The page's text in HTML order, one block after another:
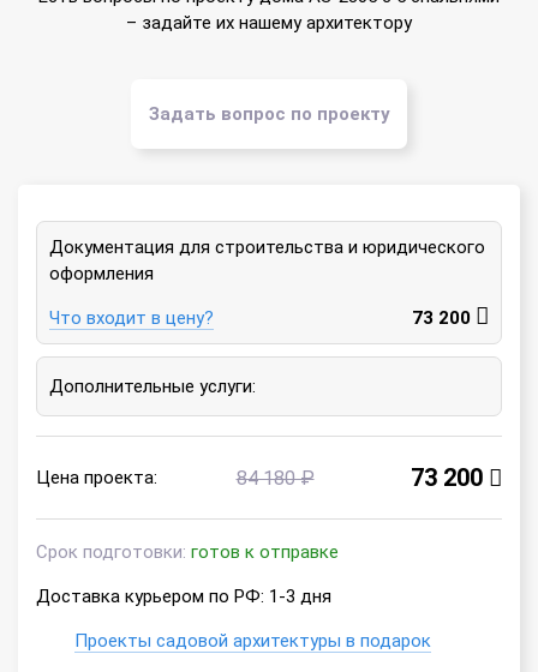
– задайте их нашему архитектору
Задать вопрос по проекту
Документация для строительства и юридического
оформления
Что входит в цену? 73 200
Дополнительные услуги:
Цена проекта: 84 180 ₽ 73 200
Срок подготовки: готов к отправке
Доставка курьером по РФ: 1-3 дня
Проекты садовой архитектуры в подарок